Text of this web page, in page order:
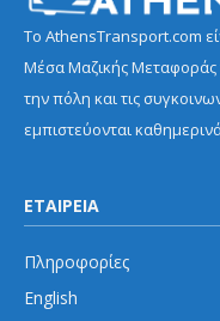
Το AthensTransport.com
Μέσα Μαζικής Μεταφοράς
την πόλη και τις
εμπιστεύονται
ΕΤΑΙΡΕΙΑ
Πληροφορίες
English